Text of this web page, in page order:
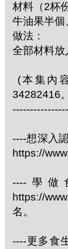
材料（2杯
牛油果半個
做法：
全部材料放
(本集內
34282416
----想深入
https://
----學
https://
名。
----更多食